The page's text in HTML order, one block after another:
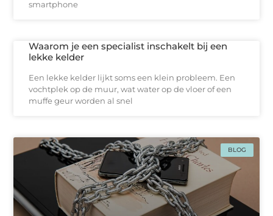
smartphone
Waarom je een specialist inschakelt bij een
lekke kelder
Een lekke kelder lijkt soms een klein probleem. Een
vochtplek op de muur, wat water op de vloer of een
muffe geur worden al snel
BLOG